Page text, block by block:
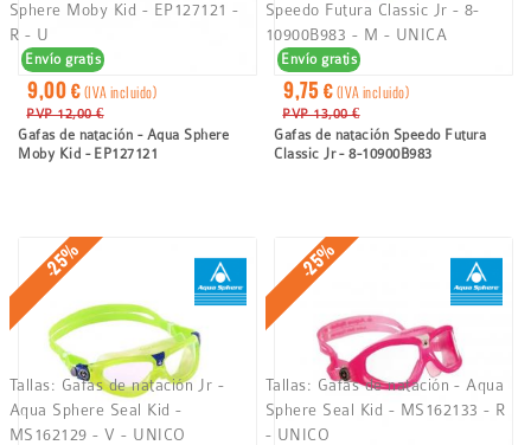
Envío gratis
9,00 € (IVA incluido)
PVP 12,00 €
Gafas de natación - Aqua Sphere
Moby Kid - EP127121
Sphere Moby Kid - EP127121 -
R - U
Envío gratis
9,75 € (IVA incluido)
PVP 13,00 €
Gafas de natación Speedo Futura
Classic Jr - 8-10900B983
Speedo Futura Classic Jr - 8-
10900B983 - M - UNICA
-25%
Tallas: Gafas de natación Jr -
Aqua Sphere Seal Kid -
MS162129 - V - UNICO
-25%
Tallas: Gafas de natación - Aqua
Sphere Seal Kid - MS162133 - R
- UNICO